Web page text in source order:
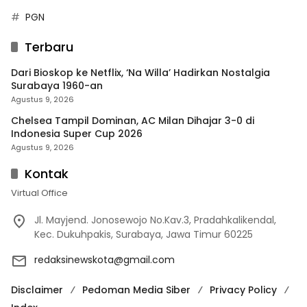
PGN
Terbaru
Dari Bioskop ke Netflix, ‘Na Willa’ Hadirkan Nostalgia
Surabaya 1960-an
Agustus 9, 2026
Chelsea Tampil Dominan, AC Milan Dihajar 3-0 di
Indonesia Super Cup 2026
Agustus 9, 2026
Kontak
Virtual Office
Jl. Mayjend. Jonosewojo No.Kav.3, Pradahkalikendal,
Kec. Dukuhpakis, Surabaya, Jawa Timur 60225
redaksinewskota@gmail.com
Disclaimer Pedoman Media Siber
Privacy Policy